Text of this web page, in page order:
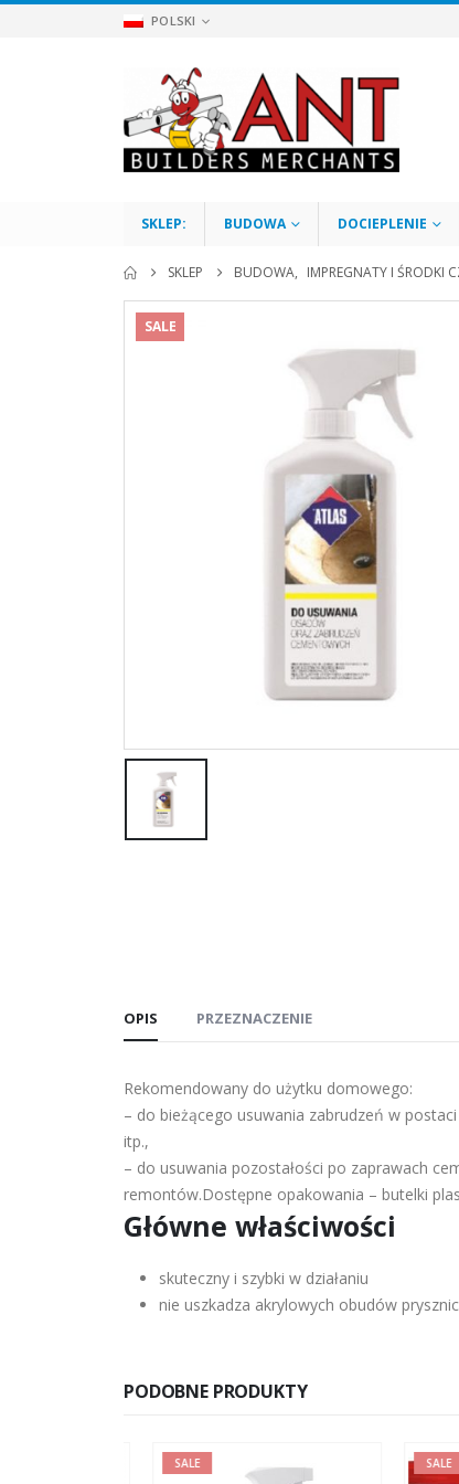
POLSKI
SKLEP: BUDOWA DOCIEPLENIE
SKLEP BUDOWA, IMPREGNATY I ŚRODKI
SALE
OPIS PRZEZNACZENIE
Rekomendowany do użytku domowego:
– do bieżącego usuwania zabrudzeń w
itp.,
– do usuwania pozostałości po zaprawach
remontów.Dostępne opakowania – butelki
Główne właściwości
skuteczny i szybki w działaniu
nie uszkadza akrylowych obudów
PODOBNE PRODUKTY
SALE